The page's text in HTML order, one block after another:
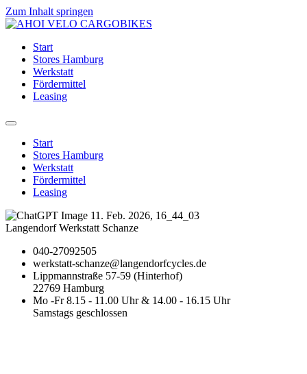
Zum Inhalt springen
Start
Stores Hamburg
Werkstatt
Fördermittel
Leasing
Start
Stores Hamburg
Werkstatt
Fördermittel
Leasing
Langendorf Werkstatt Schanze
040-27092505
werkstatt-schanze@langendorfcycles.de
Lippmannstraße 57-59 (Hinterhof)
22769 Hamburg
Mo -Fr 8.15 - 11.00 Uhr & 14.00 - 16.15 Uhr
Samstags geschlossen